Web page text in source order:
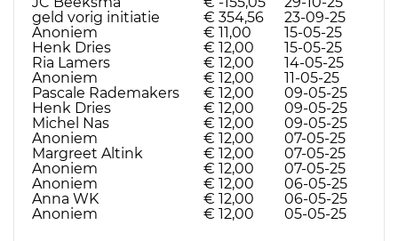
geld vorig initiatie
€ 354,56
23-09-25
Anoniem
€ 11,00
15-05-25
Henk Dries
€ 12,00
15-05-25
Ria Lamers
€ 12,00
14-05-25
Anoniem
€ 12,00
11-05-25
Pascale Rademakers
€ 12,00
09-05-25
Henk Dries
€ 12,00
09-05-25
Michel Nas
€ 12,00
09-05-25
Anoniem
€ 12,00
07-05-25
Margreet Altink
€ 12,00
07-05-25
Anoniem
€ 12,00
07-05-25
Anoniem
€ 12,00
06-05-25
Anna WK
€ 12,00
06-05-25
Anoniem
€ 12,00 05-05-25